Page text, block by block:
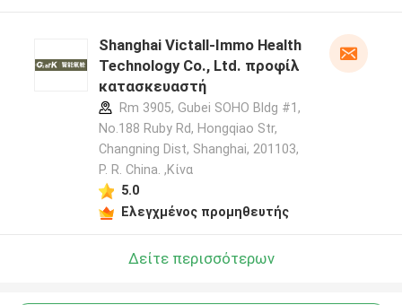
Shanghai Victall-Immo Health
Technology Co., Ltd. προφίλ
κατασκευαστή
Rm 3905, Gubei SOHO Bldg #1,
No.188 Ruby Rd, Hongqiao Str,
Changning Dist, Shanghai, 201103,
P. R. China. ,Κίνα
5.0
Ελεγχμένος προμηθευτής
Δείτε περισσότερων